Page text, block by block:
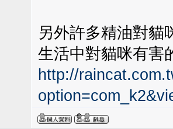
另外許多精油對貓
生活中對貓咪有害
http://